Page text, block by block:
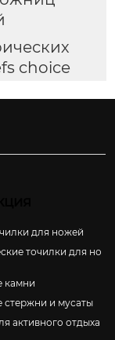
choice
для ножей
точилки для но
камни
стержни и мусаты
активного отдыха